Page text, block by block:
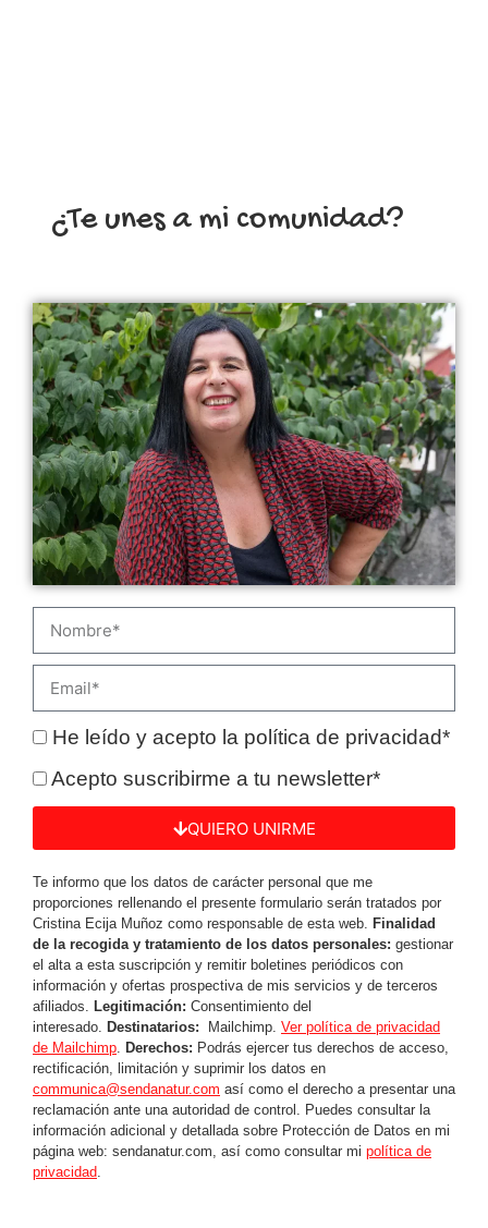
¿Te unes a mi comunidad?
He leído y acepto la política de privacidad*
Acepto suscribirme a tu newsletter*
QUIERO UNIRME
Te informo que los datos de carácter personal que me
proporciones rellenando el presente formulario serán tratados por
Cristina Ecija Muñoz como responsable de esta web. Finalidad
de la recogida y tratamiento de los datos personales: gestionar
el alta a esta suscripción y remitir boletines periódicos con
información y ofertas prospectiva de mis servicios y de terceros
afiliados. Legitimación: Consentimiento del
interesado. Destinatarios: Mailchimp. Ver política de privacidad
de Mailchimp. Derechos: Podrás ejercer tus derechos de acceso,
rectificación, limitación y suprimir los datos en
communica@sendanatur.com así como el derecho a presentar una
reclamación ante una autoridad de control. Puedes consultar la
información adicional y detallada sobre Protección de Datos en mi
página web: sendanatur.com, así como consultar mi política de
privacidad.